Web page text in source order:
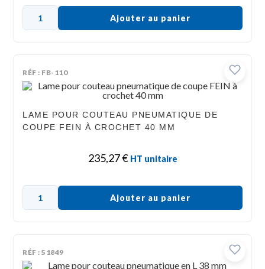
Ajouter au panier
RÉF : FB-110
LAME POUR COUTEAU PNEUMATIQUE DE
COUPE FEIN À CROCHET 40 MM
235,27€ HT unitaire
Ajouter au panier
RÉF : 51849